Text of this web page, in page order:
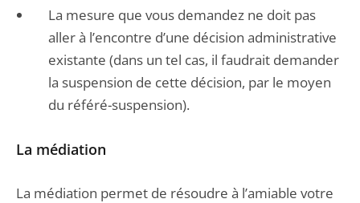
La mesure que vous demandez ne doit pas
aller à l’encontre d’une décision administrative
existante (dans un tel cas, il faudrait demander
la suspension de cette décision, par le moyen
du référé-suspension).
La médiation
La médiation permet de résoudre à l’amiable votre